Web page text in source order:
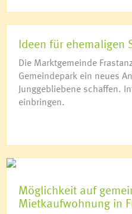
Ideen für ehemaligen
Die Marktgemeinde
Gemeindepark ein neues
Junggebliebene schaffen.
einbringen.
Möglichkeit auf
Mietkaufwohnung in